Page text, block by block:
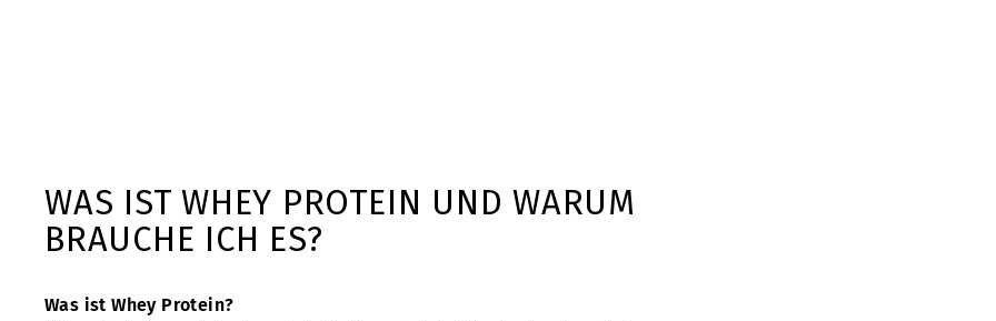
0
WAS IST WHEY PROTEIN UND WARUM
BRAUCHE ICH ES?
Was ist Whey Protein?